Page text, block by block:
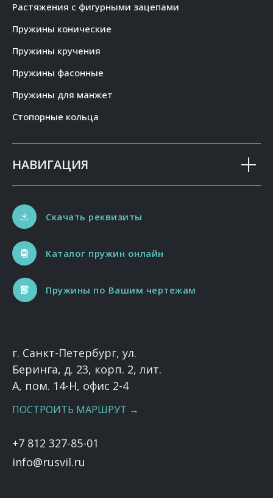
Растяжения с фигурными зацепами
Пружины конические
Пружины кручения
Пружины фасонные
Пружины для манжет
Стопорные кольца
НАВИГАЦИЯ
Каталог пружин онлайн
Пружины по Вашим чертежам
Скачать реквизиты
г. Санкт-Петербург, ул.
Беринга, д. 23, корп. 2, лит.
А, пом. 14-Н, офис 2-4
ПОСТРОИТЬ МАРШРУТ →
+7 812 327-85-01
info@rusvil.ru